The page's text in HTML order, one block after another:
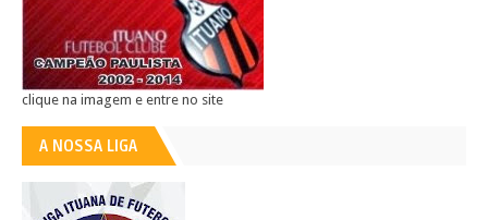
clique na imagem e entre no site
A NOSSA LIGA